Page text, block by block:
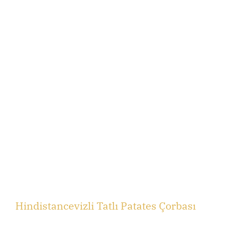
Hindistancevizli Tatlı Patates Çorbası